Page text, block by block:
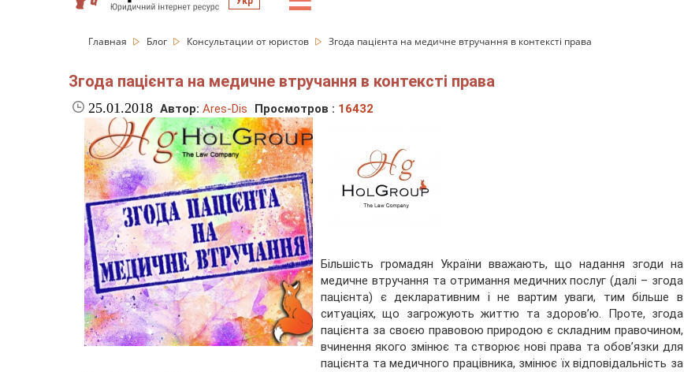
Главная Блог Консультации от юристов Згода пацієнта на медичне втручання в контексті права
Згода пацієнта на медичне втручання в контексті права
25.01.2018 Автор: Ares-Dis Просмотров : 16432
Більшість громадян України вважають, що надання згоди на
медичне втручання та отримання медичних послуг (далі – згода
пацієнта) є декларативним і не вартим уваги, тим більше в
ситуаціях, що загрожують життю та здоров’ю. Проте, згода
пацієнта за своєю правовою природою є складним правочином,
вчинення якого змінює та створює нові права та обов’язки для
пацієнта та медичного працівника, змінює їх відповідальність за